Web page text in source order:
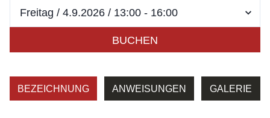
BUCHEN
BEZEICHNUNG ANWEISUNGEN GALERIE